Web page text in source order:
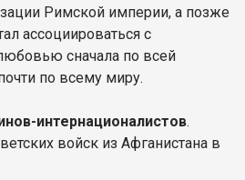
Римской империи, а позже
ассоциироваться с
сначала по всей
по всему миру.
интернационалистов.
войск из Афганистана в